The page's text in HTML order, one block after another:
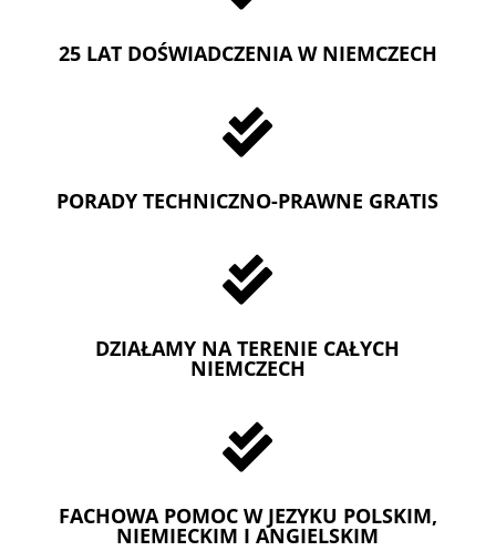
25 LAT DOŚWIADCZENIA W NIEMCZECH

PORADY TECHNICZNO-PRAWNE GRATIS

DZIAŁAMY NA TERENIE CAŁYCH
NIEMCZECH

FACHOWA POMOC W JEZYKU POLSKIM,
NIEMIECKIM I ANGIELSKIM